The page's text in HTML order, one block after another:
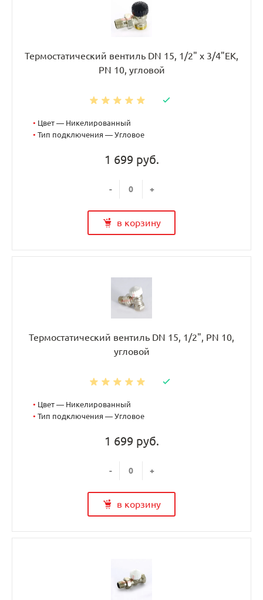
Термостатический вентиль DN 15, 1/2" х 3/4"EK,
PN 10, угловой
• Цвет — Никелированный
• Тип подключения — Угловое
1 699 руб.
- +
в корзину
Термостатический вентиль DN 15, 1/2", PN 10,
угловой
• Цвет — Никелированный
• Тип подключения — Угловое
1 699 руб.
- +
в корзину